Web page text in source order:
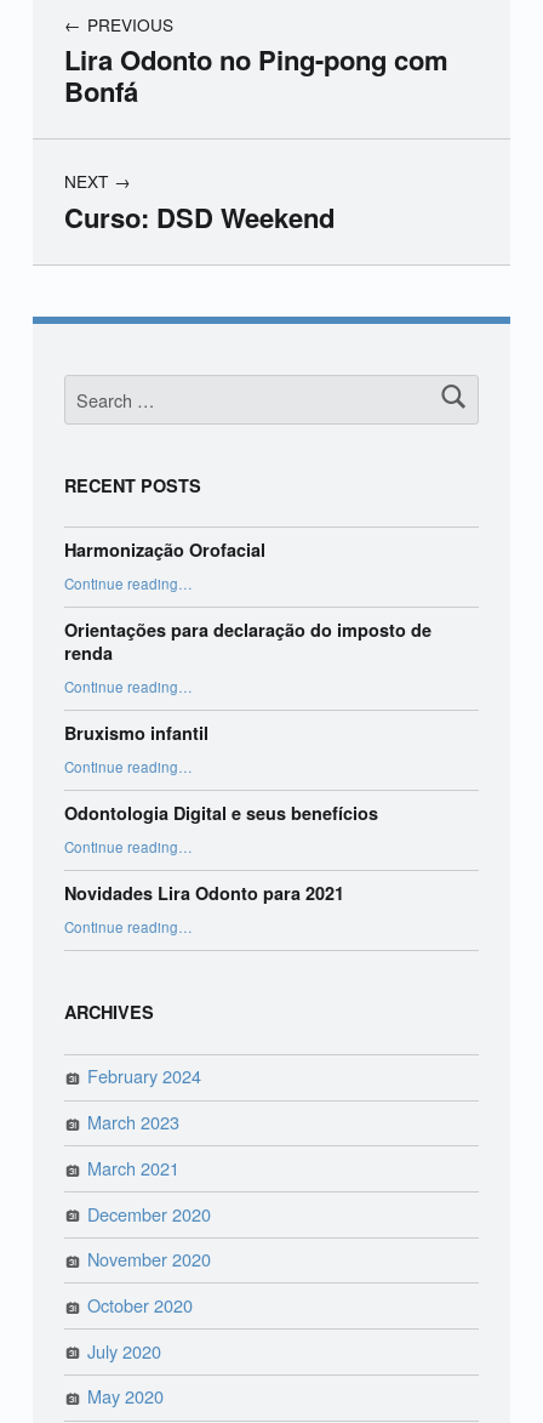
PREVIOUS
Lira Odonto no Ping-pong com
Bonfá
NEXT
Curso: DSD Weekend
Skip back to main navigation
Search for:
RECENT POSTS
Harmonização Orofacial
Continue reading…
Orientações para declaração do imposto de
renda
Continue reading“Orientações para declaração do imposto de renda”
…
Bruxismo infantil
Continue reading…
Odontologia Digital e seus benefícios
Continue reading …
Novidades Lira Odonto para 2021
Continue reading …
ARCHIVES
February 2024
March 2023
March 2021
December 2020
November 2020
October 2020
July 2020
May 2020